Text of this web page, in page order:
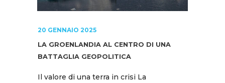
20 GENNAIO 2025
LA GROENLANDIA AL CENTRO DI UNA
BATTAGLIA GEOPOLITICA
Il valore di una terra in crisi La